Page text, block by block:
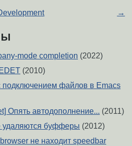
→
mode completion (2022)
(2010)
файлов в Emacs
Опять автодополнение... (2011)
удаляются буфферы (2012)
не находит speedbar